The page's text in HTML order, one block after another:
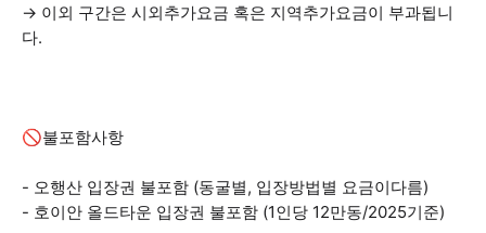
→ 이외 구간은 시외추가요금 혹은 지역추가요금이 부과됩니
다.
🚫불포함사항
- 오행산 입장권 불포함 (동굴별, 입장방법별 요금이다름)
- 호이안 올드타운 입장권 불포함 (1인당 12만동/2025기준)